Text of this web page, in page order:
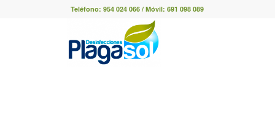
Teléfono:954 024 066 / Móvil:691 098 089